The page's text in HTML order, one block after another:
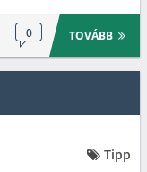
0 TOVÁBB
Tipp